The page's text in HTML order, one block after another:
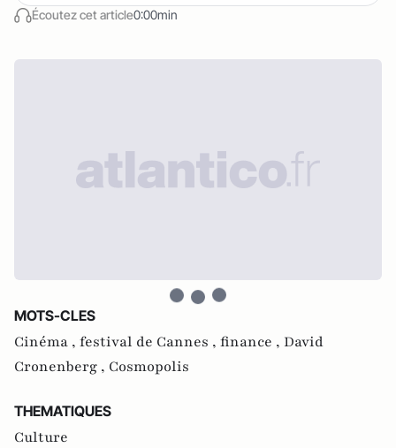
Écoutez cet article0:00min
MOTS-CLES
Cinéma , festival de Cannes , finance , David
Cronenberg , Cosmopolis
THEMATIQUES
Culture